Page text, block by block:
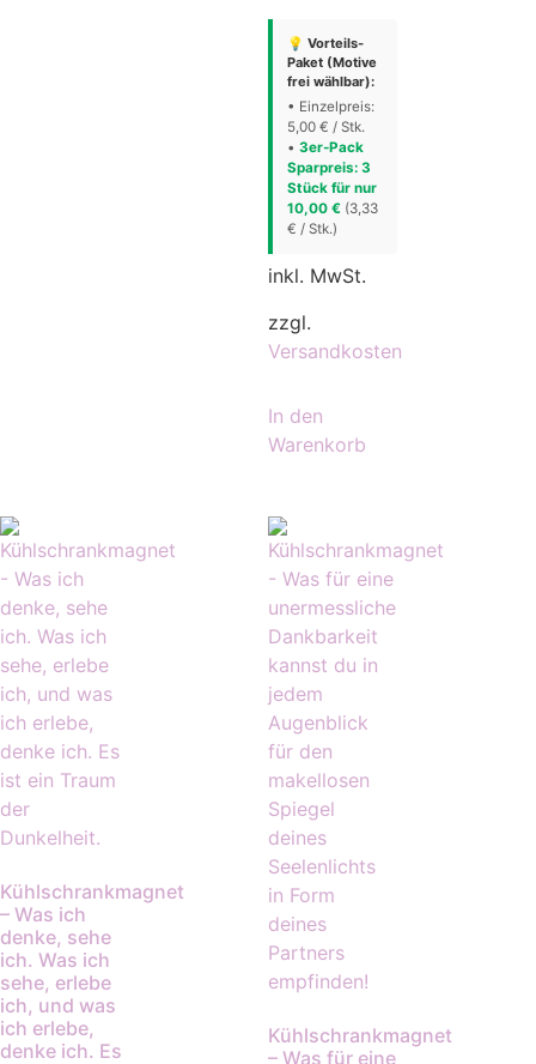
💡 Vorteils-
Paket (Motive
frei wählbar):
• Einzelpreis:
5,00 € / Stk.
• 3er-Pack
Sparpreis: 3
Stück für nur
10,00 € (3,33
€ / Stk.)
inkl. MwSt.
zzgl.
Versandkosten
In den
Warenkorb
Kühlschrankmagnet
– Was ich
denke, sehe
ich. Was ich
sehe, erlebe
ich, und was
ich erlebe,
denke ich. Es
Kühlschrankmagnet
– Was für eine